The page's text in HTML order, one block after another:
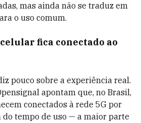
mas ainda não se traduz em
o uso comum.
fica conectado ao
pouco sobre a experiência real.
apontam que, no Brasil,
conectados à rede 5G por
do tempo de uso — a maior parte